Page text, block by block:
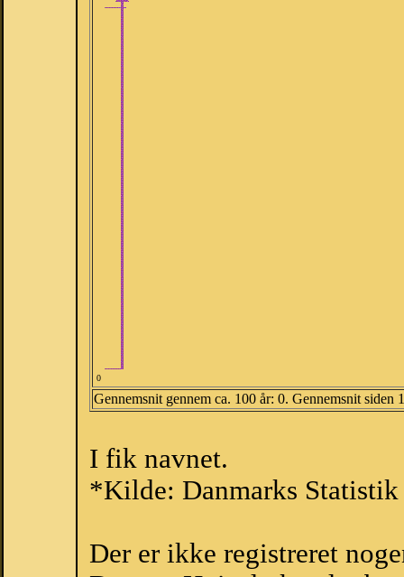
0
Gennemsnit gennem ca. 100 år: 0. Gennemsnit siden
I fik navnet.
*Kilde: Danmarks Statistik
Der er ikke registreret